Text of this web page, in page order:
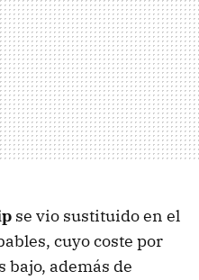
se vio sustituido en el
cuyo coste por
bajo, además de